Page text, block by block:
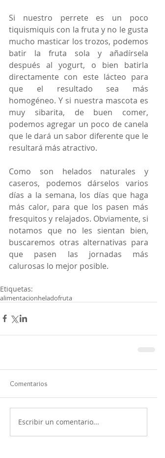
Si nuestro perrete es un poco
tiquismiquis con la fruta y no le gusta
mucho masticar los trozos, podemos
batir la fruta sola y añadírsela
después al yogurt, o bien batirla
directamente con este lácteo para
que el resultado sea más
homogéneo. Y si nuestra mascota es
muy sibarita, de buen comer,
podemos agregar un poco de canela
que le dará un sabor diferente que le
resultará más atractivo.
Como son helados naturales y
caseros, podemos dárselos varios
días a la semana, los días que haga
más calor, para que los pasen más
fresquitos y relajados. Obviamente, si
notamos que no les sientan bien,
buscaremos otras alternativas para
que pasen las jornadas más
calurosas lo mejor posible.
Etiquetas:
alimentacionheladofruta
Comentarios
Escribir un comentario...